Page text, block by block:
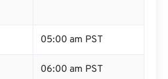
05:00 am PST
06:00 am PST